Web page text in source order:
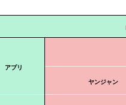
アプリ
ヤンジャン